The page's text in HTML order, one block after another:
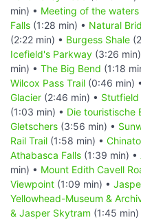
min) • Meeting of the
Falls (1:28 min) • Natural
(2:22 min) • Burgess Shale
Icefield's Parkway (3:26
min) • The Big Bend (1:18
Wilcox Pass Trail (0:46 min) •
Glacier (2:46 min) • Stutfield
(1:03 min) • Die touristische
Gletschers (3:56 min) •
Rail Trail (1:58 min) •
Athabasca Falls (1:39 min) •
min) • Mount Edith Cavell
Viewpoint (1:09 min) •
Yellowhead-Museum &
& Jasper Skytram (1:45 min)